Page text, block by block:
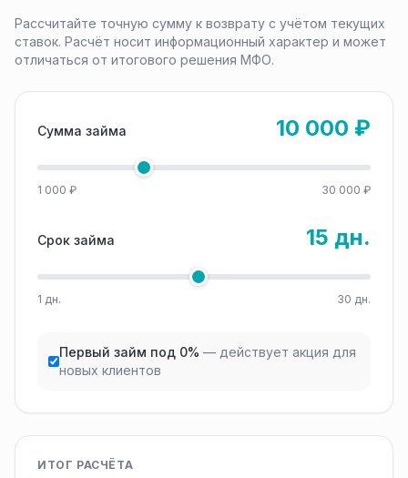
Рассчитайте точную сумму к возврату с учётом текущих
ставок. Расчёт носит информационный характер и может
отличаться от итогового решения МФО.
Сумма займа 10 000 ₽
1 000 ₽ 30 000 ₽
Срок займа 15 дн.
1 дн. 30 дн.
Первый займ под 0% — действует акция для
новых клиентов
ИТОГ РАСЧЁТА